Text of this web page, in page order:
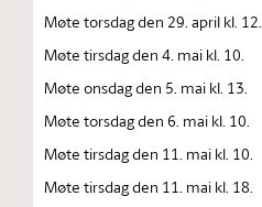
Møte torsdag den 29. april kl. 12.
Møte tirsdag den 4. mai kl. 10.
Møte onsdag den 5. mai kl. 13.
Møte torsdag den 6. mai kl. 10.
Møte tirsdag den 11. mai kl. 10.
Møte tirsdag den 11. mai kl. 18.